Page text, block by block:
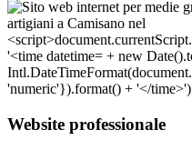
Website professionale